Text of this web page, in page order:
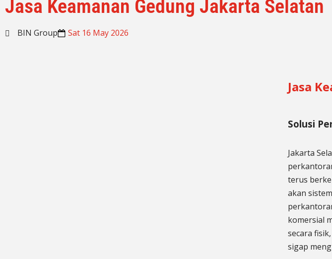
Jasa Keamanan Gedung Jakarta Selatan
BIN Group Sat 16 May 2026
Jasa
Solusi
Jakarta
terus
akan
komersial
secara
sigap